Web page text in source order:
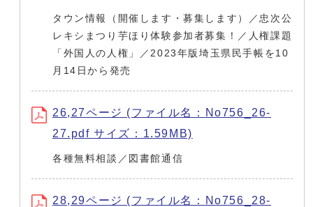
タウン情報（開催します・募集します）／忠次公
レキシまつり芋ほり体験参加者募集！／人権課題
「外国人の人権」／2023年版埼玉県民手帳を10
月14日から発売
26,27ページ (ファイル名：No756_26-
27.pdf サイズ：1.59MB)
各種無料相談／図書館通信
28,29ページ (ファイル名：No756_28-